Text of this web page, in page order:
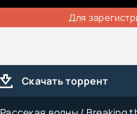
Для
Скачать торрент